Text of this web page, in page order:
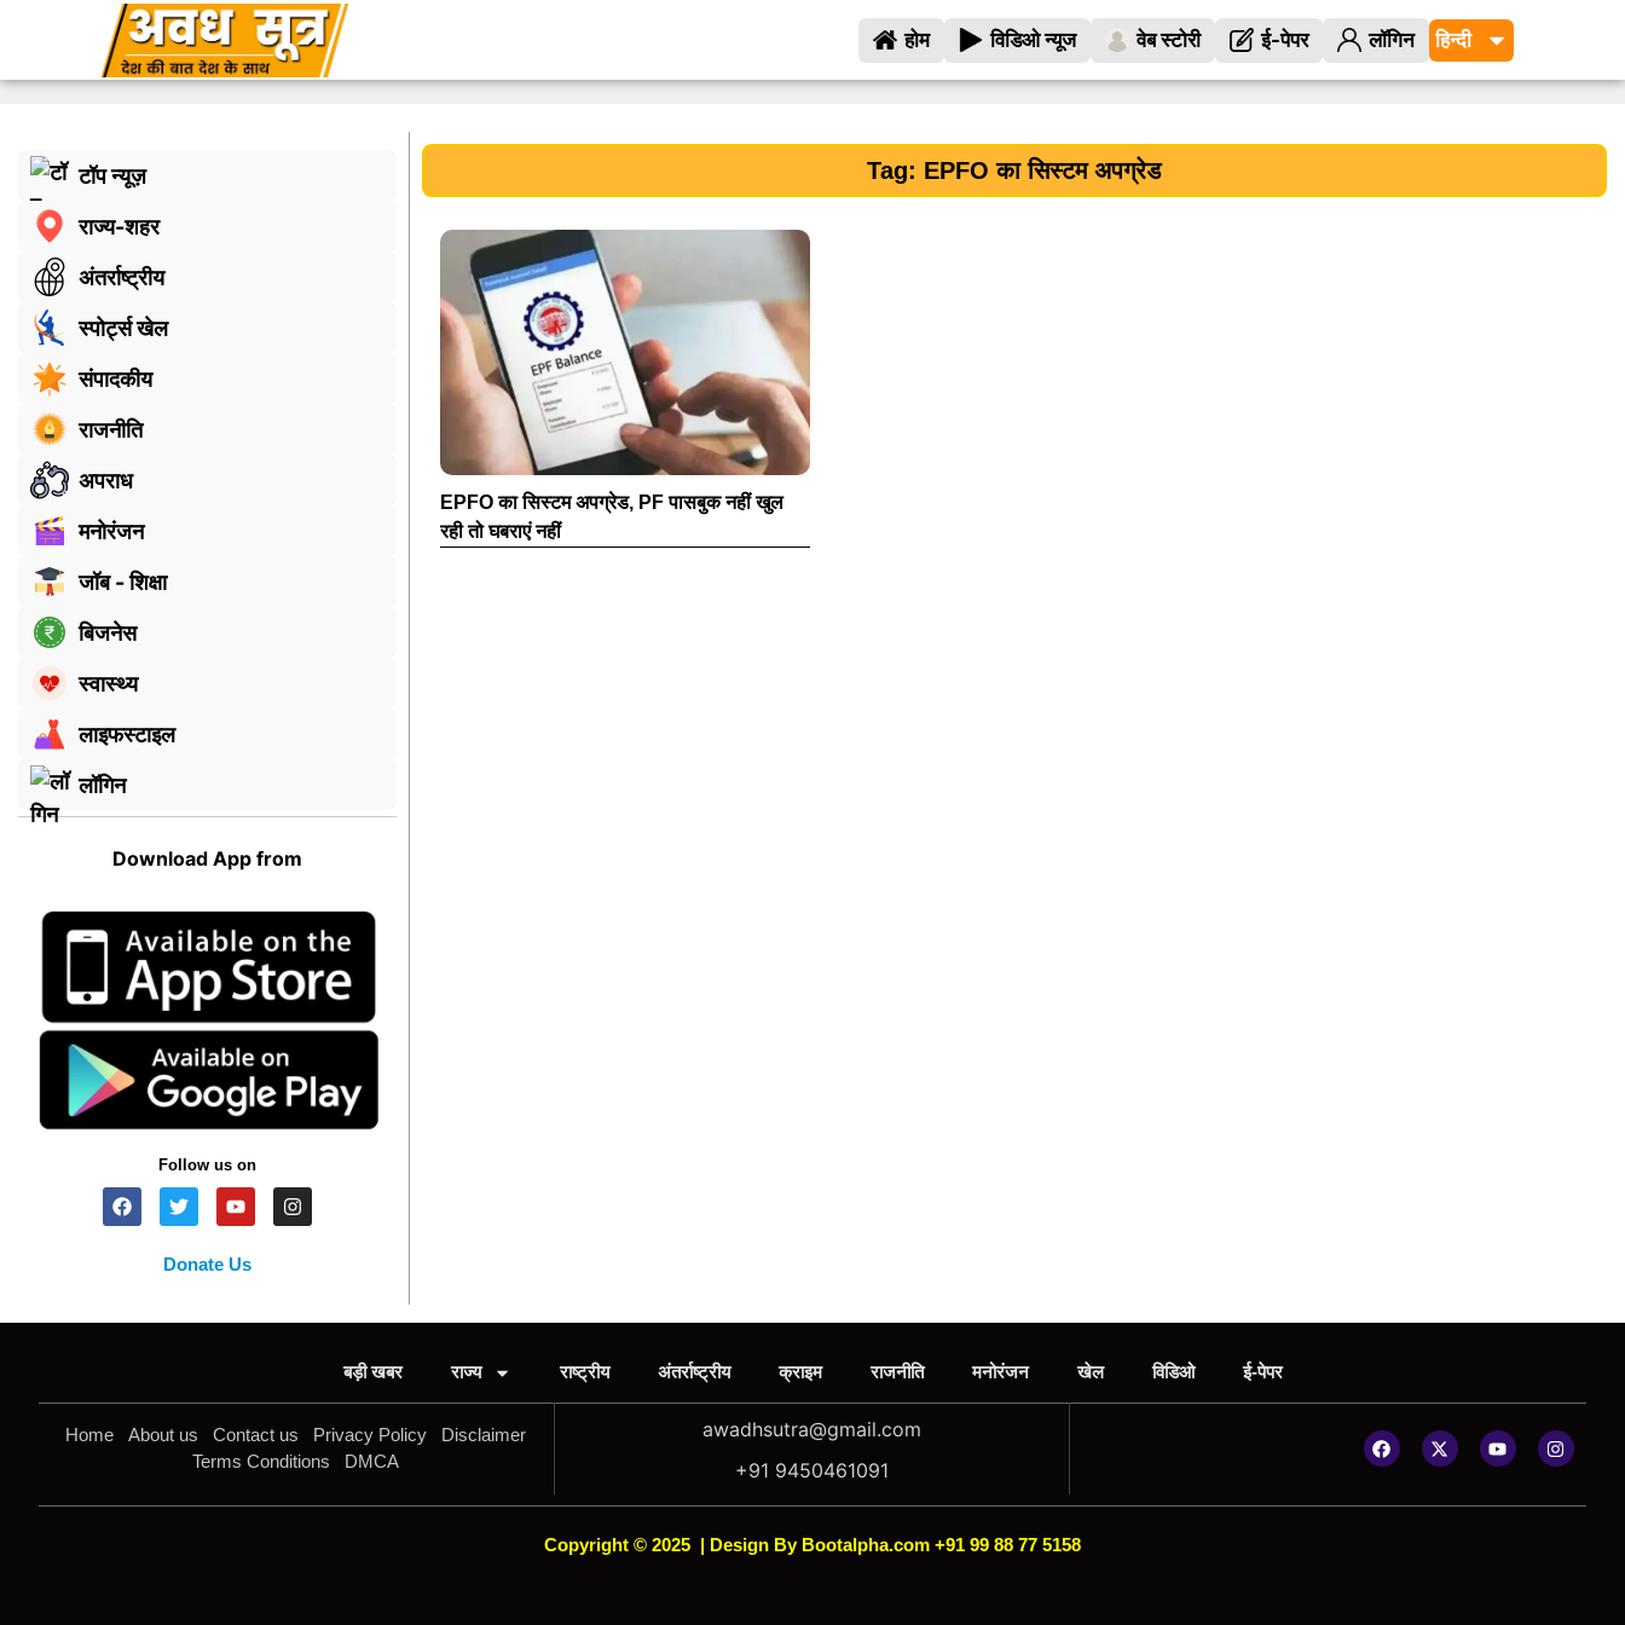
होम विडिओ न्यूज वेब स्टोरी ई-पेपर लॉगिन
टॉप न्यूज़
राज्य-शहर
अंतर्राष्ट्रीय
स्पोर्ट्स खेल
संपादकीय
राजनीति
अपराध
मनोरंजन
जॉब - शिक्षा
बिजनेस
स्वास्थ्य
लाइफस्टाइल
लॉगिन
Download App from
Follow us on
Donate Us
Tag: EPFO का सिस्टम अपग्रेड
EPFO का सिस्टम अपग्रेड, PF पासबुक नहीं खुल
रही तो घबराएं नहीं
बड़ी खबर राज्य राष्ट्रीय अंतर्राष्ट्रीय क्राइम राजनीति मनोरंजन खेल विडिओ ई-पेपर
Home About us Contact us Privacy Policy
Disclaimer
Terms Conditions
DMCA
awadhsutra@gmail.com
+91 9450461091
Copyright © 2025 | Design By Bootalpha.com +91 99 88 77 5158